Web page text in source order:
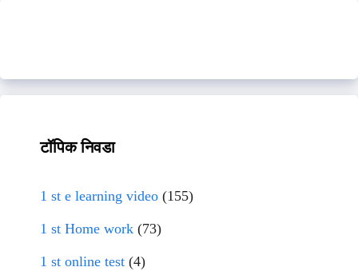
टॉपिक निवडा
1 st e learning video (155)
1 st Home work (73)
1 st online test (4)